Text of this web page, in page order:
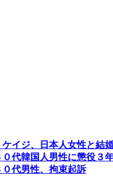
ケイジ、日本人女性と結
０代韓国人男性に懲役３
代男性、拘束起訴